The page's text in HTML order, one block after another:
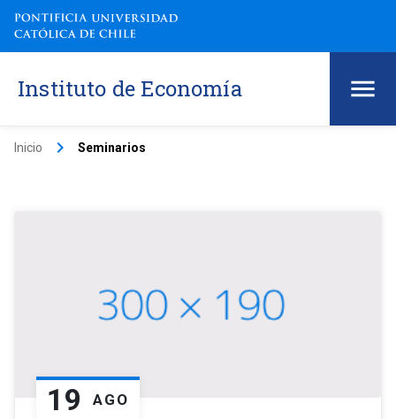
Instituto de Economía
Inicio keyboard_arrow_right Seminarios
19 AGO